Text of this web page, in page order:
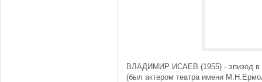
ВЛАДИМИР ИСАЕВ (1955) - эпизод в
(был актером театра имени